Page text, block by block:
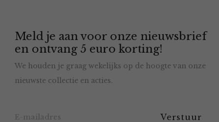
Meld je aan voor onze nieuwsbrief
en ontvang 5 euro korting!
We houden je graag wekelijks op de hoogte van onze
nieuwste collectie en acties.